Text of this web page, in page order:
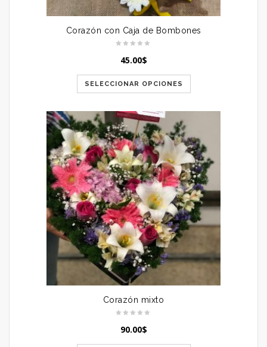
Corazón con Caja de Bombones
45.00$
SELECCIONAR OPCIONES
Corazón mixto
90.00$